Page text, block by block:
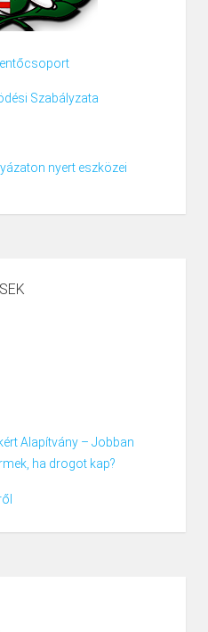
Szabályzata
nyert eszközei
Alapítvány – Jobban
ha drogot kap?